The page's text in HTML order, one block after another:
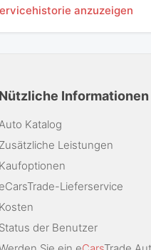
anzuzeigen
Nützliche Informationen
Auto Katalog
Zusätzliche Leistungen
Kaufoptionen
eCarsTrade-Lieferservice
Kosten
Status der Benutzer